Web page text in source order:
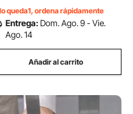
queda1, ordena rápidamente
Entrega: Dom. Ago. 9 - Vie.
Ago. 14
Añadir al carrito